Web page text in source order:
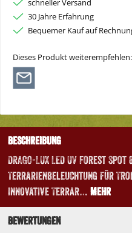
30 Jahre Erfahrung
Bequemer Kauf auf
Dieses Produkt weiterempfehlen:
Beschreibung
DRAGO-LUX LED UV Forest
Terrarienbeleuchtung für
innovative Terrar… Mehr
Bewertungen